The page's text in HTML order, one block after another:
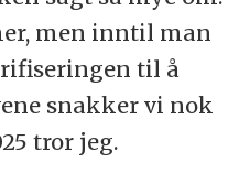
men inntil man
til å
snakker vi nok
tror jeg.